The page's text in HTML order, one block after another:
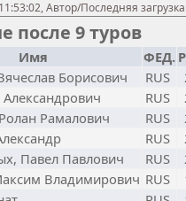
Автор/Последняя
после 9 туров
Имя ФЕД.
Борисович RUS
Александрович RUS
Рамалович RUS
RUS
Павел Павлович RUS
Владимирович RUS